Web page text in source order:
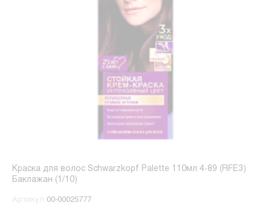
Краска для волос Schwarzkopf Palette 110мл 4-89 (RFE3)
Баклажан (1/10)
Артикул 00-00025777